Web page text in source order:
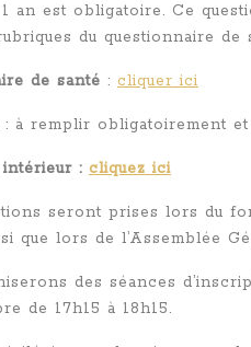
1 an est obligatoire. Ce
du questionnaire de
de santé : cliquer ici
: à remplir obligatoirement
intérieur : cliquez ici
seront prises lors du
que lors de l’Assemblée
des séances
de 17h15 à 18h15.